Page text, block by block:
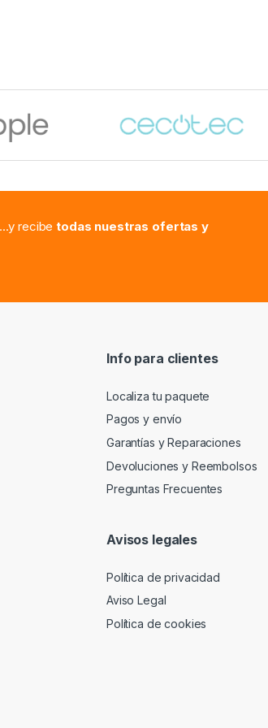
...y recibetodas nuestras ofertas y
Info para clientes
Localiza tu paquete
Pagos y envío
Garantías y Reparaciones
Devoluciones y Reembolsos
Preguntas Frecuentes
Avisos legales
Política de privacidad
Aviso Legal
Política de cookies